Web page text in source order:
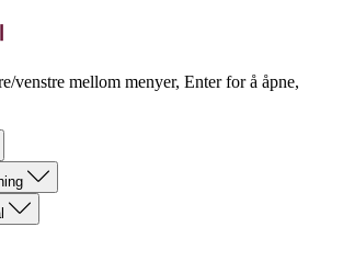
venstre mellom menyer, Enter for å åpne,